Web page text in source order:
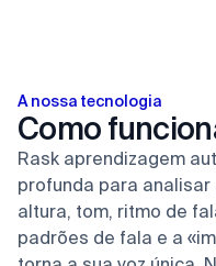
A nossa tecnologia
Como
Rask aprendizagem
profunda para
altura, tom, ritmo de
padrões de fala e a